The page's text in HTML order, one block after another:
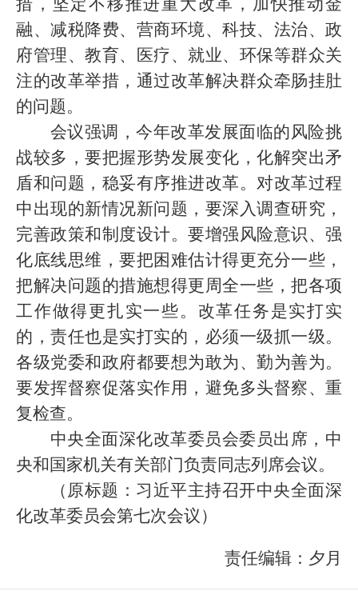
措，坚定不移推进重大改革，加快推动金
融、减税降费、营商环境、科技、法治、政
府管理、教育、医疗、就业、环保等群众关
注的改革举措，通过改革解决群众牵肠挂肚
的问题。
会议强调，今年改革发展面临的风险挑
战较多，要把握形势发展变化，化解突出矛
盾和问题，稳妥有序推进改革。对改革过程
中出现的新情况新问题，要深入调查研究，
完善政策和制度设计。要增强风险意识、强
化底线思维，要把困难估计得更充分一些，
把解决问题的措施想得更周全一些，把各项
工作做得更扎实一些。改革任务是实打实
的，责任也是实打实的，必须一级抓一级。
各级党委和政府都要想为敢为、勤为善为。
要发挥督察促落实作用，避免多头督察、重
复检查。
中央全面深化改革委员会委员出席，中
央和国家机关有关部门负责同志列席会议。
（ 原标题：习近平主持召开中央全面深
化改革委员会第七次会议 ）
责任编辑：夕月